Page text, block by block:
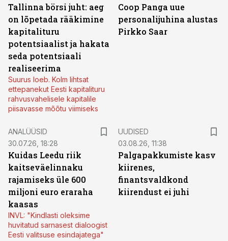
Tallinna börsi juht: aeg
on lõpetada rääkimine
kapitalituru
potentsiaalist ja hakata
seda potentsiaali
realiseerima
Suurus loeb. Kolm lihtsat
ettepanekut Eesti kapitalituru
rahvusvahelisele kapitalile
piisavasse mõõtu viimiseks
Coop Panga uue
personalijuhina alustas
Pirkko Saar
ANALÜÜSID
30.07.26, 18:28
Kuidas Leedu riik
kaitseväelinnaku
rajamiseks üle 600
miljoni euro eraraha
kaasas
INVL: "Kindlasti oleksime
huvitatud sarnasest dialoogist
Eesti valitsuse esindajatega"
UUDISED
03.08.26, 11:38
Palgapakkumiste kasv
kiirenes,
finantsvaldkond
kiirendust ei juhi